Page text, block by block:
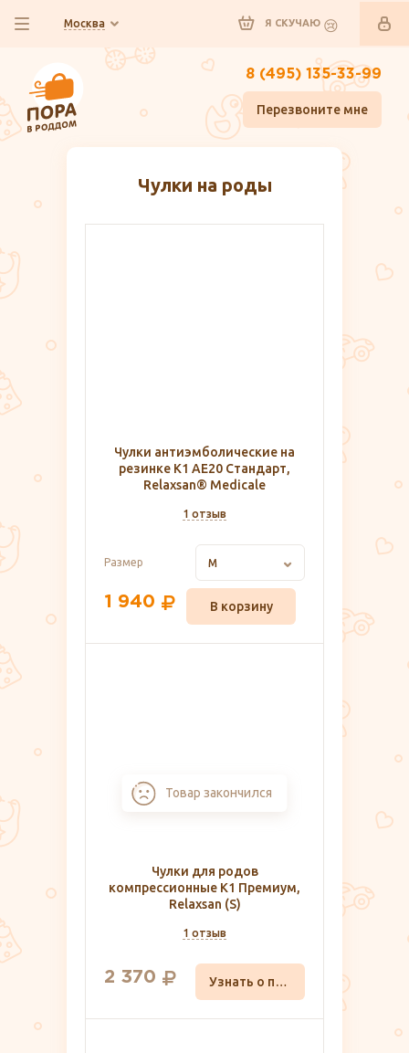
Москва Я СКУЧАЮ
8 (495) 135-33-99
Перезвоните мне
Чулки на роды
Чулки антиэмболические на
резинке К1 AE20 Cтандарт,
Relaxsan® Medicale
1 отзыв
Размер M
1 940 В корзину
Товар закончился
Чулки для родов
компрессионные K1 Премиум,
Relaxsan (S)
1 отзыв
2 370 Узнать о поступлении